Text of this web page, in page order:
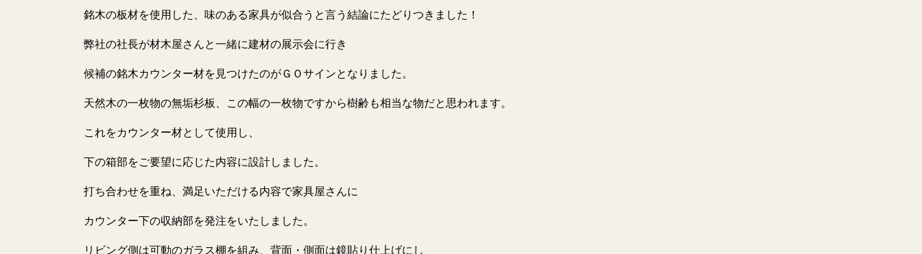
銘木の板材を使用した、味のある家具が似合うと言う結論にたどりつきました！
弊社の社長が材木屋さんと一緒に建材の展示会に行き
候補の銘木カウンター材を見つけたのがＧＯサインとなりました。
天然木の一枚物の無垢杉板、この幅の一枚物ですから樹齢も相当な物だと思われます。
これをカウンター材として使用し、
下の箱部をご要望に応じた内容に設計しました。
打ち合わせを重ね、満足いただける内容で家具屋さんに
カウンター下の収納部を発注をいたしました。
リビング側は可動のガラス棚を組み、背面・側面は鏡貼り仕上げにし